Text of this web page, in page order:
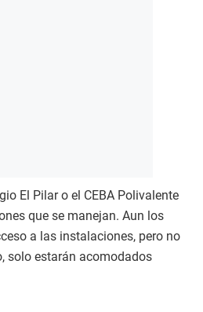
El Pilar o el CEBA Polivalente
que se manejan. Aun los
a las instalaciones, pero no
solo estarán acomodados